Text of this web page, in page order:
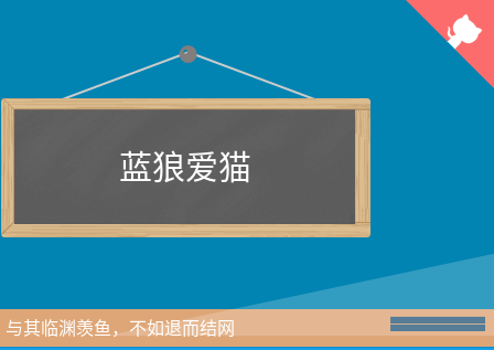
蓝狼爱猫
与其临渊羡鱼，不如退而结网